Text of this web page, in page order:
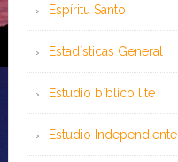
Espíritu Santo
Estadísticas General
Estudio bíblico lite
Estudio Independiente